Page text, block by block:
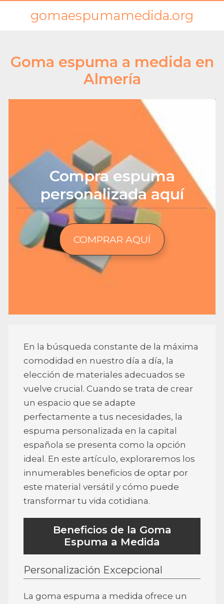
gomaespumamedida.org
Goma espuma a medida en
Almería
Compra espuma
personalizada aquí
COMPRAR AQUÍ
En la búsqueda constante de la máxima
comodidad en nuestro día a día, la
elección de materiales adecuados se
vuelve crucial. Cuando se trata de crear
un espacio que se adapte
perfectamente a tus necesidades, la
espuma personalizada en la capital
española se presenta como la opción
ideal. En este artículo, exploraremos los
innumerables beneficios de optar por
este material versátil y cómo puede
transformar tu vida cotidiana.
Beneficios de la Goma
Espuma a Medida
Personalización Excepcional
La goma espuma a medida ofrece un